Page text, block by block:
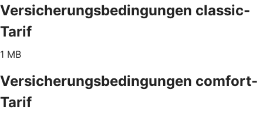
Versicherungsbedingungen classic-
Tarif
1 MB
Versicherungsbedingungen comfort-
Tarif